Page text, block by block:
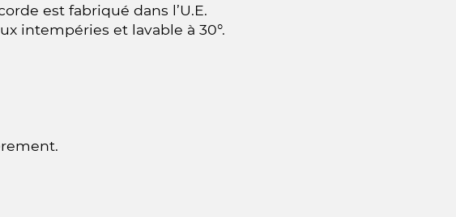
est fabriqué dans l’U.E.
intempéries et lavable à 30°.